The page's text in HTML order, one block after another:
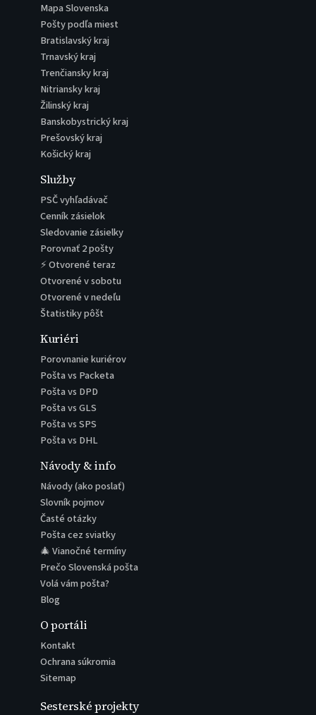
Mapa Slovenska
Pošty podľa miest
Bratislavský kraj
Trnavský kraj
Trenčiansky kraj
Nitriansky kraj
Žilinský kraj
Banskobystrický kraj
Prešovský kraj
Košický kraj
Služby
PSČ vyhľadávač
Cenník zásielok
Sledovanie zásielky
Porovnať 2 pošty
⚡ Otvorené teraz
Otvorené v sobotu
Otvorené v nedeľu
Štatistiky pôšt
Kuriéri
Porovnanie kuriérov
Pošta vs Packeta
Pošta vs DPD
Pošta vs GLS
Pošta vs SPS
Pošta vs DHL
Návody & info
Návody (ako poslať)
Slovník pojmov
Časté otázky
Pošta cez sviatky
🎄 Vianočné termíny
Prečo Slovenská pošta
Volá vám pošta?
Blog
O portáli
Kontakt
Ochrana súkromia
Sitemap
Sesterské projekty